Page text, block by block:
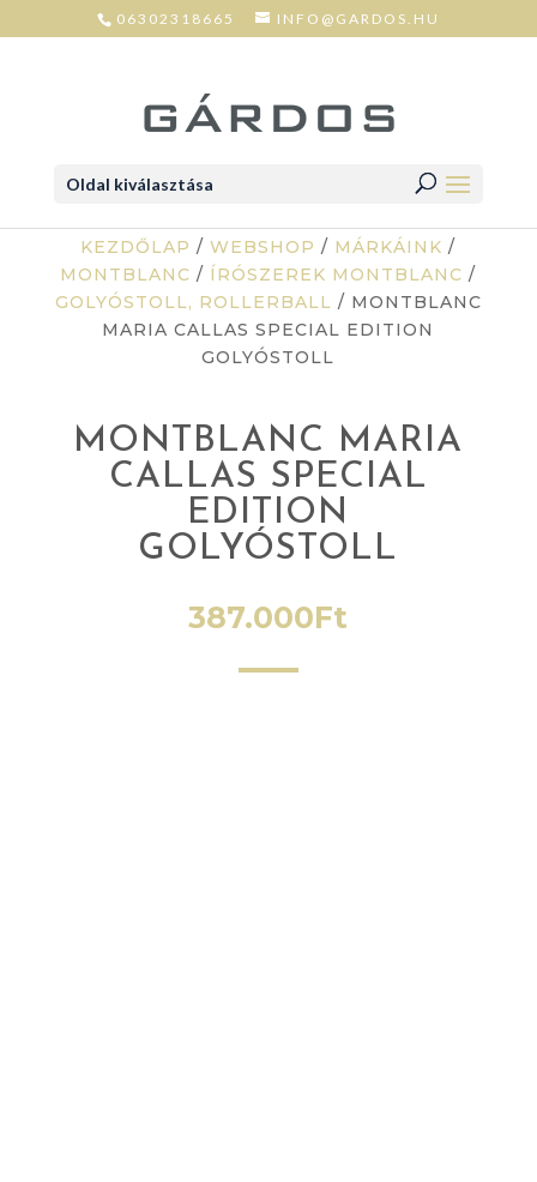
06302318665 INFO@GARDOS.HU
Oldal kiválasztása
KEZDŐLAP /WEBSHOP / MÁRKÁINK /
MONTBLANC / ÍRÓSZEREK MONTBLANC /
GOLYÓSTOLL, ROLLERBALL / MONTBLANC
MARIA CALLAS SPECIAL EDITION
GOLYÓSTOLL
MONTBLANC MARIA
CALLAS SPECIAL
EDITION
GOLYÓSTOLL
387.000Ft